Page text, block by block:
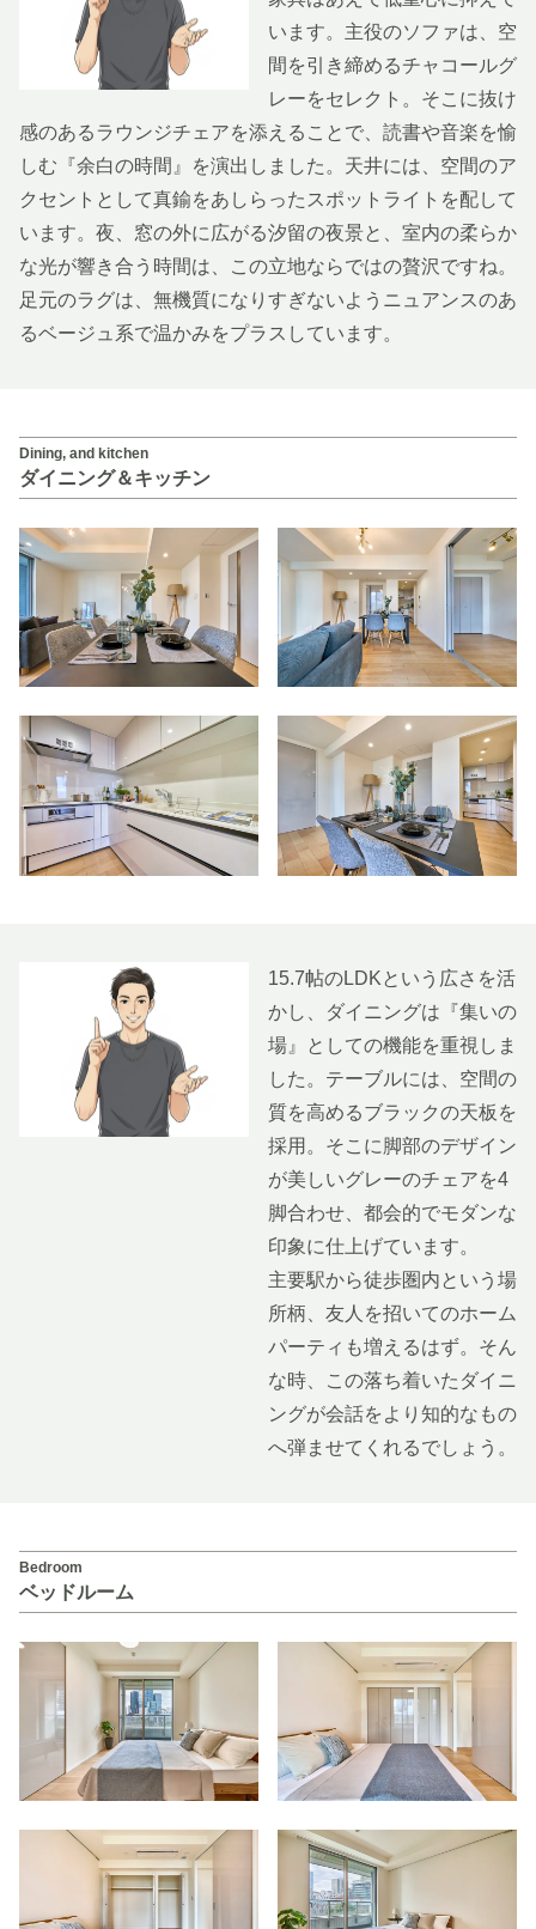
います。主役のソファは、空
間を引き締めるチャコールグ
レーをセレクト。そこに抜け
感のあるラウンジチェアを添えることで、読書や音楽を愉
しむ『余白の時間』を演出しました。天井には、空間のア
クセントとして真鍮をあしらったスポットライトを配して
います。夜、窓の外に広がる汐留の夜景と、室内の柔らか
な光が響き合う時間は、この立地ならではの贅沢ですね。
足元のラグは、無機質になりすぎないようニュアンスのあ
るベージュ系で温かみをプラスしています。
Dining, and kitchen
ダイニング＆キッチン
15.7帖のLDKという広さを活
かし、ダイニングは『集いの
場』としての機能を重視しま
した。テーブルには、空間の
質を高めるブラックの天板を
採用。そこに脚部のデザイン
が美しいグレーのチェアを4
脚合わせ、都会的でモダンな
印象に仕上げています。
主要駅から徒歩圏内という場
所柄、友人を招いてのホーム
パーティも増えるはず。そん
な時、この落ち着いたダイニ
ングが会話をより知的なもの
へ弾ませてくれるでしょう。
Bedroom
ベッドルーム